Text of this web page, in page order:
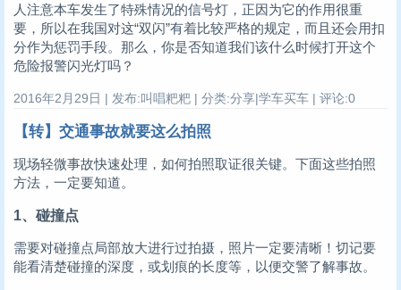
人注意本车发生了特殊情况的信号灯，正因为它的作用很重
要，所以在我国对这“双闪”有着比较严格的规定，而且还会用扣
分作为惩罚手段。那么，你是否知道我们该什么时候打开这个
危险报警闪光灯吗？
2016年2月29日 | 发布:叫唱粑粑 | 分类:分享|学车买车 | 评论:0
【转】交通事故就要这么拍照
现场轻微事故快速处理，如何拍照取证很关键。下面这些拍照
方法，一定要知道。
1、碰撞点
需要对碰撞点局部放大进行过拍摄，照片一定要清晰！切记要
能看清楚碰撞的深度，或划痕的长度等，以便交警了解事故。